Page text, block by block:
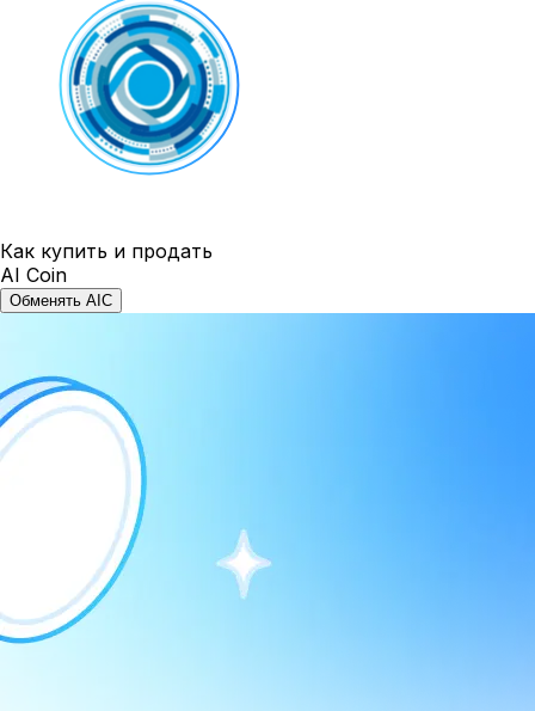
Как купить и продать
AI Coin
Обменять AIC